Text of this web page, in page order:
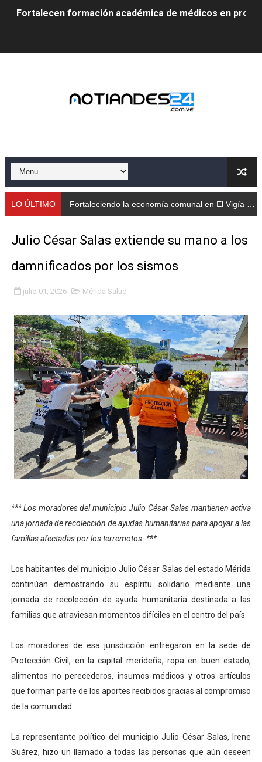
Fortalecen formación académica de médicos en
Fundecem inició con éxito el taller vacacional de
Iniciación al yoga reúne a diversos clubes deportivos
Mincomunas impulsa el autogobierno en Mérida con
Inicia el Plan Cultura Vacacional 2026 en el estado
Merideños disfrutarán del Plan Agosto Escuelas
Recreación y formación fortalecen la integración
Club "Rápidos de Zea" brilló en el Primer Festival de
84 estudiantes celebraron su graduación en el
Cmdnna lleva esperanza y atención a casas de abrigo
Comunas de Obispo Ramos de Lora avanzan hacia el
Plan Vacacional Venezuela Renace 2026 arrancó con
Venezuela Renace 2026 lleva sonrisas y prevención a
Mérida impulsa el mapa de conocimientos con
Complejo Educativo Talento Deportivo lanza Plan
Arnaldo Sánchez reinaugura Parque Recreacional
Corposalud inició talleres para aspirantes al curso de
LO ÚLTIMO Fortaleciendo la economía comunal en El Vigía con microcréditos a emprendedores y productores
Julio César Salas extiende su mano a los
damnificados por los sismos
julio 01, 2026 Mérida Salud
*** Los moradores del municipio Julio César Salas mantienen activa
una jornada de recolección de ayudas humanitarias para apoyar a las
familias afectadas por los terremotos. ***
Los habitantes del municipio Julio César Salas del estado Mérida
continúan demostrando su espíritu solidario mediante una
jornada de recolección de ayuda humanitaria destinada a las
familias que atraviesan momentos difíciles en el centro del país.
Los moradores de esa jurisdicción entregaron en la sede de
Protección Civil, en la capital merideña, ropa en buen estado,
alimentos no perecederos, insumos médicos y otros artículos
que forman parte de los aportes recibidos gracias al compromiso
de la comunidad.
La representante político del municipio Julio César Salas, Irene
Suárez, hizo un llamado a todas las personas que aún deseen